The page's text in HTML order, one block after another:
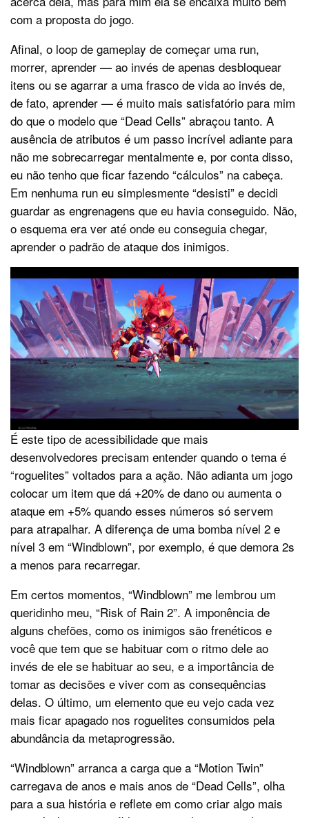
com a proposta do jogo.
Afinal, o loop de gameplay de começar uma run,
morrer, aprender — ao invés de apenas desbloquear
itens ou se agarrar a uma frasco de vida ao invés de,
de fato, aprender — é muito mais satisfatório para mim
do que o modelo que “Dead Cells” abraçou tanto. A
ausência de atributos é um passo incrível adiante para
não me sobrecarregar mentalmente e, por conta disso,
eu não tenho que ficar fazendo “cálculos” na cabeça.
Em nenhuma run eu simplesmente “desisti” e decidi
guardar as engrenagens que eu havia conseguido. Não,
o esquema era ver até onde eu conseguia chegar,
aprender o padrão de ataque dos inimigos.
É este tipo de acessibilidade que mais
desenvolvedores precisam entender quando o tema é
“roguelites” voltados para a ação. Não adianta um jogo
colocar um item que dá +20% de dano ou aumenta o
ataque em +5% quando esses números só servem
para atrapalhar. A diferença de uma bomba nível 2 e
nível 3 em “Windblown”, por exemplo, é que demora 2s
a menos para recarregar.
Em certos momentos, “Windblown” me lembrou um
queridinho meu, “Risk of Rain 2”. A imponência de
alguns chefões, como os inimigos são frenéticos e
você que tem que se habituar com o ritmo dele ao
invés de ele se habituar ao seu, e a importância de
tomar as decisões e viver com as consequências
delas. O último, um elemento que eu vejo cada vez
mais ficar apagado nos roguelites consumidos pela
abundância da metaprogressão.
“Windblown” arranca a carga que a “Motion Twin”
carregava de anos e mais anos de “Dead Cells”, olha
para a sua história e reflete em como criar algo mais